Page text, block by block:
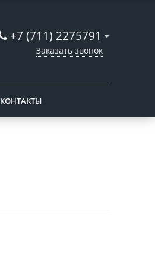
+7 (711) 2275791
Заказать звонок
КОНТАКТЫ